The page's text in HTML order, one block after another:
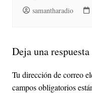
samantharadio
Deja una respuesta
Tu dirección de correo
campos obligatorios